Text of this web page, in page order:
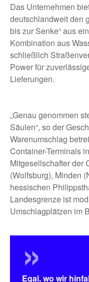
Das Unternehmen
deutschlandweit den
bis zur Senke“ aus
Kombination aus
schließlich
Power für
Lieferungen.
„Genau genommen
Säulen“, so der
Warenumschlag
Container-Terminals
Mitgesellschafter der
(Wolfsburg), Minden
hessischen
Landesgrenze ist
Umschlagplätzen im
Egal, wo wir